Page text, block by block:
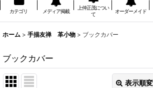
カテゴリ メディア掲載
上仲正茂につい
て
オーダーメイド
ホーム > 手描友禅 革小物 > ブックカバー
ブックカバー
表示順